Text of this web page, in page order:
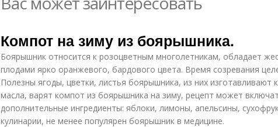
Компот на зиму из боярышника.
Боярышник относится к розоцветным многолетникам, обладает
плодами ярко оранжевого, бардового цвета. Время созревания
Полезны ягоды, цветки, листья боярышника, из них изготавливают
масла, варят компот из боярышника на зиму, рецепт может
дополнительные ингредиенты: яблоки, лимоны, апельсины,
кулинарии, не менее популярен боярышник в медицине.